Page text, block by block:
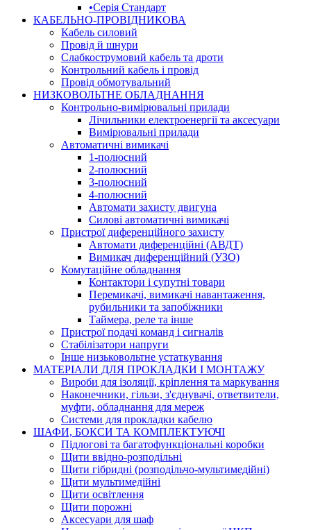
•Серія Стандарт
КАБЕЛЬНО-ПРОВІДНИКОВА
Кабель силовий
Провід й шнури
Слабкострумовий кабель та дроти
Контрольний кабель і провід
Провід обмотувальний
НИЗКОВОЛЬТНЕ ОБЛАДНАННЯ
Контрольно-вимірювальні прилади
Лічильники електроенергії та аксесуари
Вимірювальні прилади
Автоматичні вимикачі
1-полюсний
2-полюсний
3-полюсний
4-полюсний
Автомати захисту двигуна
Силові автоматичні вимикачі
Пристрої диференційного захисту
Автомати диференційні (АВДТ)
Вимикач диференційний (УЗО)
Комутаційне обладнання
Контактори і супутні товари
Перемикачі, вимикачі навантаження,
рубильники та запобіжники
Таймера, реле та інше
Пристрої подачі команд і сигналів
Cтабілізатори напруги
Інше низьковольтне устаткування
МАТЕРІАЛИ ДЛЯ ПРОКЛАДКИ І МОНТАЖУ
Вироби для ізоляції, кріплення та маркування
Наконечники, гільзи, з'єднувачі, ответвители,
муфти, обладнання для мереж
Системи для прокладки кабелю
ШАФИ, БОКСИ ТА КОМПЛЕКТУЮЧІ
Підлогові та багатофункціональні коробки
Щити ввідно-розподільні
Щити гібридні (розподільчо-мультимедійні)
Щити мультимедійні
Щити освітлення
Щити порожні
Аксесуари для шаф